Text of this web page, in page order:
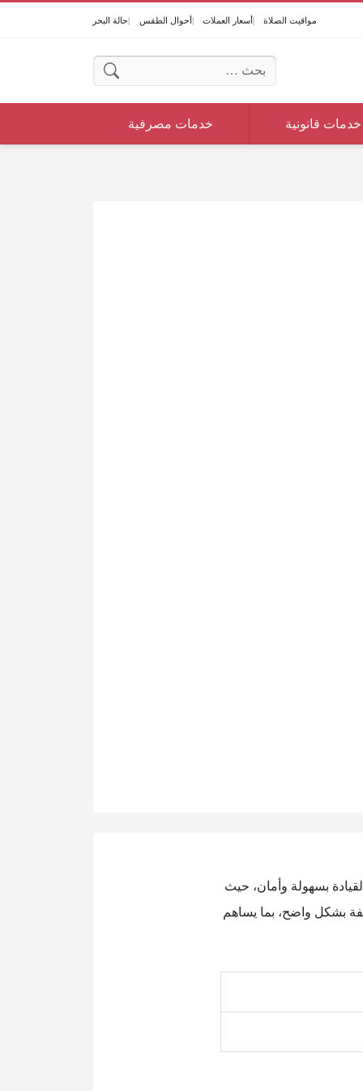
مواقيت الصلاة أسعار العملات أحوال الطقس حالة البحر
البحث عن:
خدمات قانونية خدمات مصرفية
بسهولة وأمان، حيث
بشكل واضح، بما يساهم